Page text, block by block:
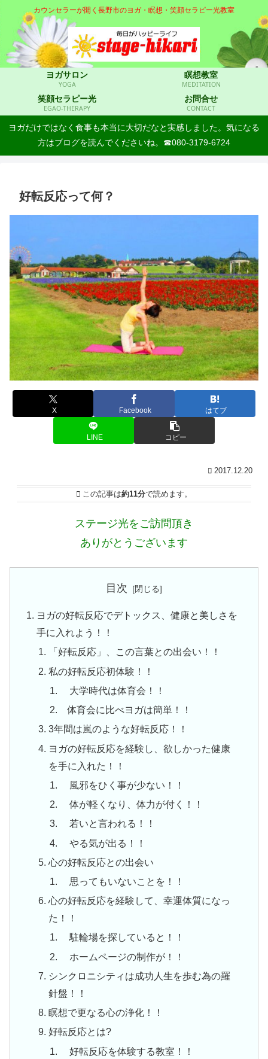
カウンセラーが開く長野市のヨガ・瞑想・笑顔セラピー光教室
ヨガサロン
YOGA
瞑想教室
MEDITATION
笑顔セラピー光
EGAO-THERAPY
お問合せ
CONTACT
ヨガだけではなく食事も本当に大切だなと実感しました。気になる
方はブログを読んでくださいね。☎080-3179-6724
好転反応って何？
X Facebook はてブ
LINE コピー
2017.12.20
この記事は約11分で読めます。
ステージ光をご訪問頂き
ありがとうございます
目次
ヨガの好転反応でデトックス、健康と美しさを
手に入れよう！！
「好転反応」、この言葉との出会い！！
私の好転反応初体験！！
大学時代は体育会！！
体育会に比べヨガは簡単！！
3年間は嵐のような好転反応！！
ヨガの好転反応を経験し、欲しかった健康
を手に入れた！！
風邪をひく事が少ない！！
体が軽くなり、体力が付く！！
若いと言われる！！
やる気が出る！！
心の好転反応との出会い
思ってもいないことを！！
心の好転反応を経験して、幸運体質になっ
た！！
駐輪場を探していると！！
ホームページの制作が！！
シンクロニシティは成功人生を歩む為の羅
針盤！！
瞑想で更なる心の浄化！！
好転反応とは?
好転反応を体験する教室！！